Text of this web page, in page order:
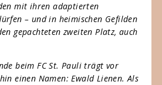
mit ihren adaptierten
– und in heimischen Gefilden
gepachteten zweiten Platz, auch
beim FC St. Pauli trägt vor
einen Namen: Ewald Lienen. Als